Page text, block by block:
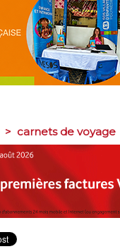
> carnets de voyage